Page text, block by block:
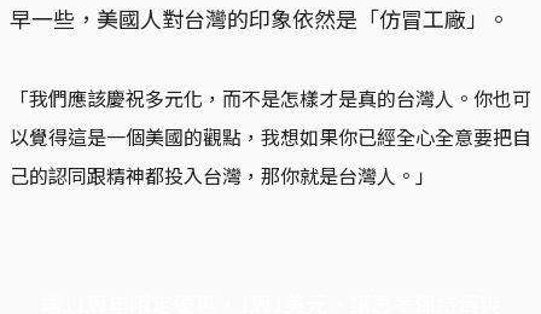
早一些，美國人對台灣的印象依然是「仿冒工廠」。
「我們應該慶祝多元化，而不是怎樣才是真的台灣人。你也可
以覺得這是一個美國的觀點，我想如果你已經全心全意要把自
己的認同跟精神都投入台灣，那你就是台灣人。」